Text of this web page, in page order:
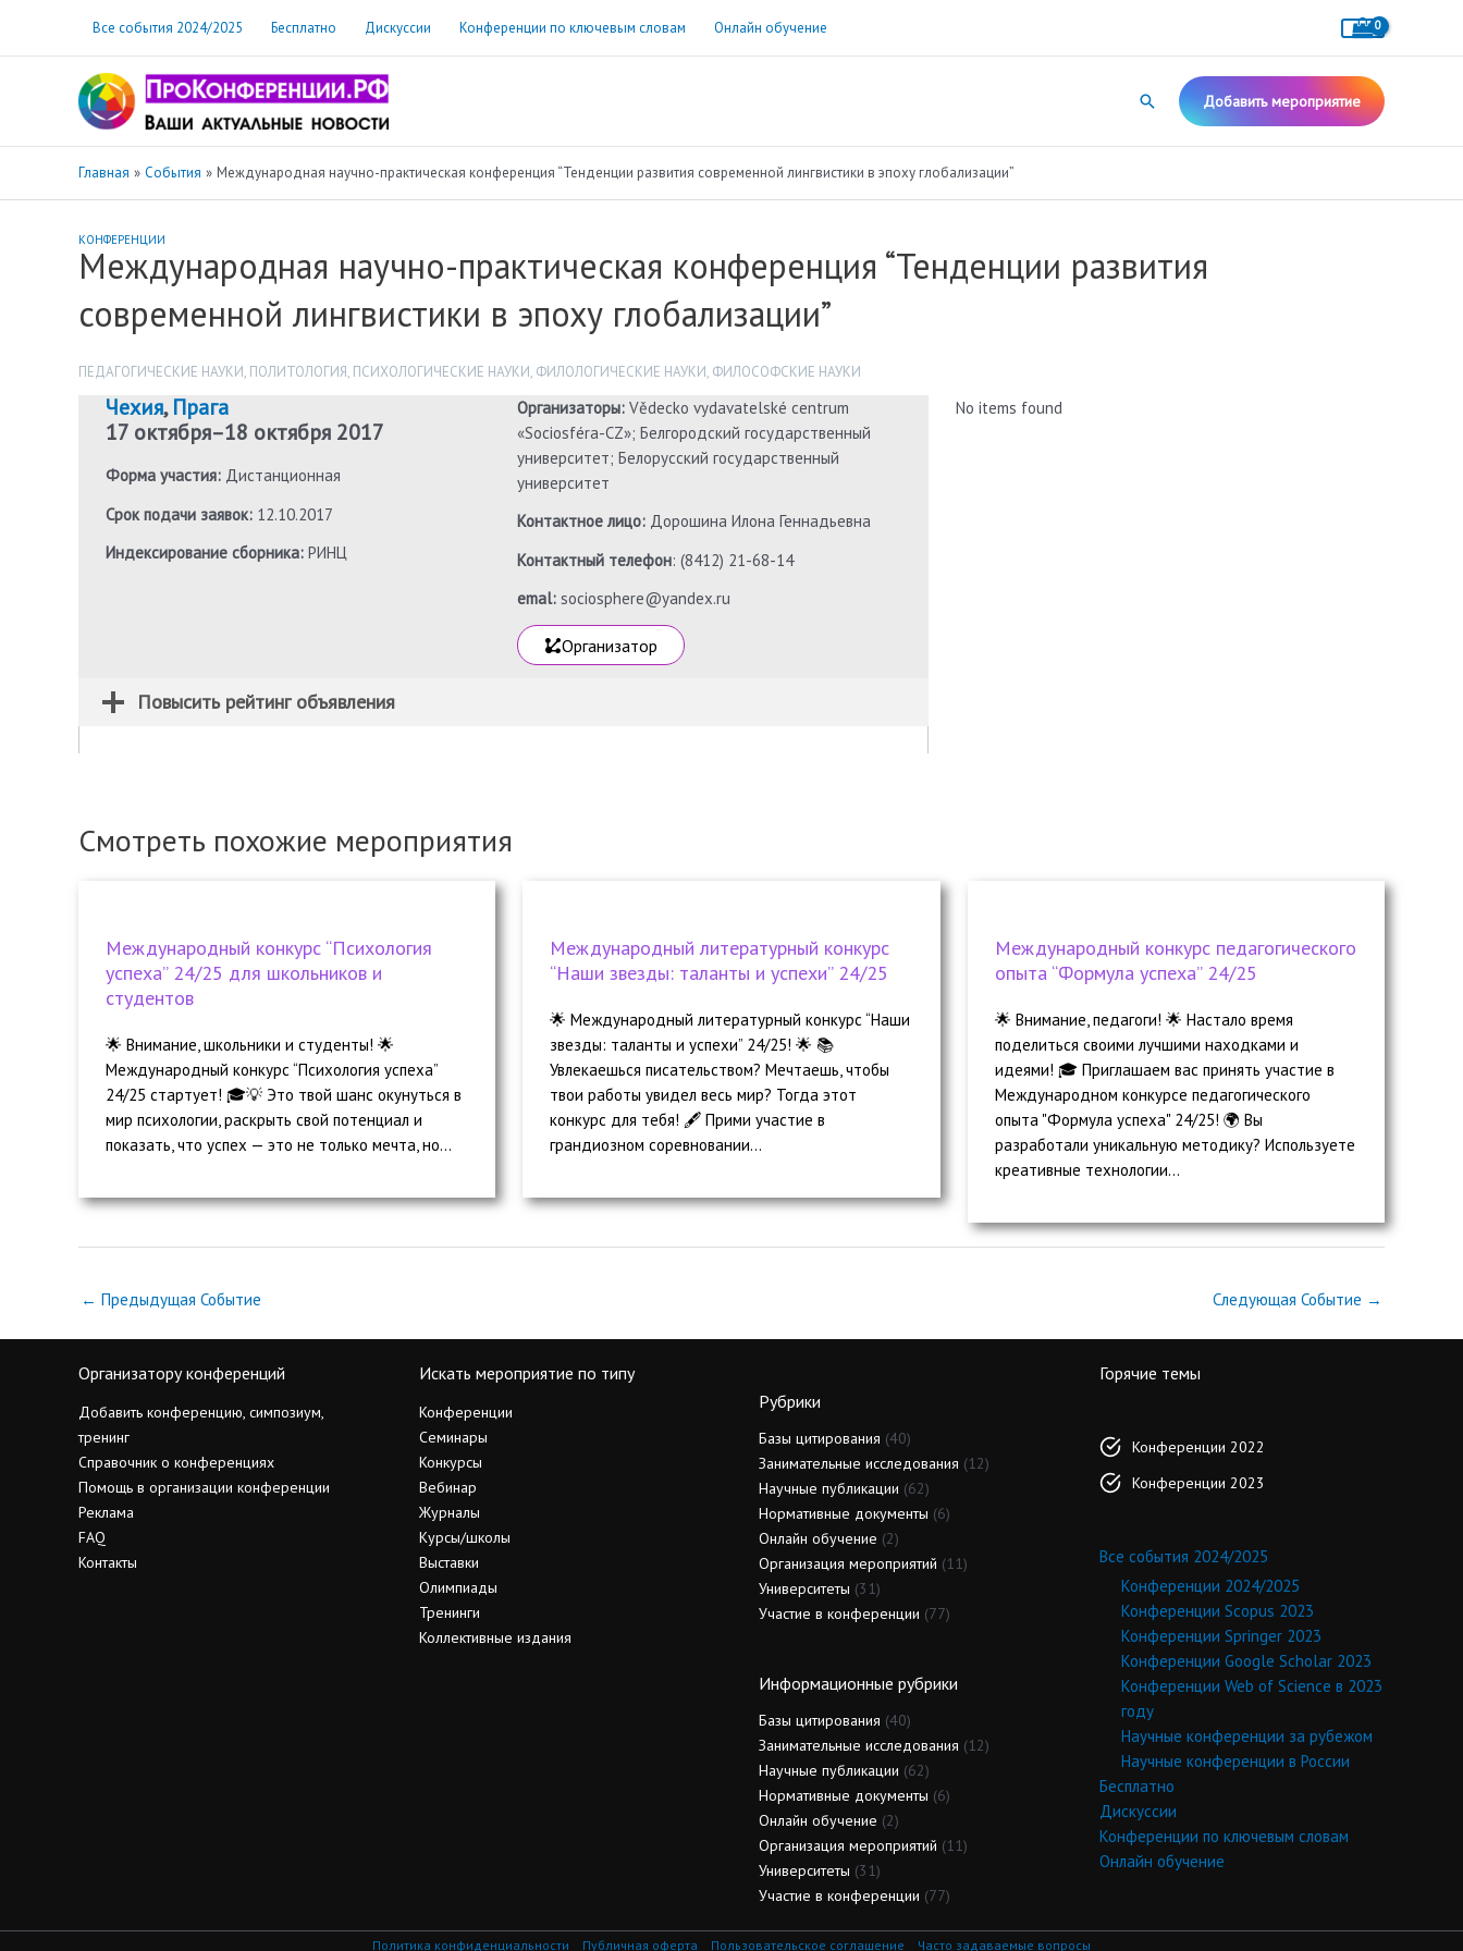
содержимому
Все события 2024/2025 Бесплатно Дискуссии Конференции по ключевым словам Онлайн обучение
Поиск Добавить мероприятие
Главная События Международная научно-практическая конференция “Тенденции развития современной лингвистики в эпоху глобализации”
КОНФЕРЕНЦИИ
Международная научно-практическая конференция “Тенденции развития
современной лингвистики в эпоху глобализации”
ПЕДАГОГИЧЕСКИЕ НАУКИ, ПОЛИТОЛОГИЯ, ПСИХОЛОГИЧЕСКИЕ НАУКИ, ФИЛОЛОГИЧЕСКИЕ НАУКИ, ФИЛОСОФСКИЕ НАУКИ
Чехия,Прага
17 октября–18 октября 2017
Форма участия: Дистанционная
Срок подачи заявок: 12.10.2017
Индексирование сборника: РИНЦ
Организаторы: Vědecko vydavatelské centrum
«Sociosféra-CZ»; Белгородский государственный
университет; Белорусский государственный
университет
Контактное лицо: Дорошина Илона Геннадьевна
Контактный телефон: (8412) 21-68-14
emal:sociosphere@yandex.ru
Организатор
Повысить рейтинг объявления
No items found
Смотреть похожие мероприятия
Международный конкурс “Психология
успеха” 24/25 для школьников и
студентов
🌟 Внимание, школьники и студенты! 🌟
Международный конкурс “Психология успеха”
24/25 стартует! 🎓💡 Это твой шанс окунуться в
мир психологии, раскрыть свой потенциал и
показать, что успех — это не только мечта, но...
Международный литературный конкурс
“Наши звезды: таланты и успехи” 24/25
🌟 Международный литературный конкурс “Наши
звезды: таланты и успехи” 24/25! 🌟 📚
Увлекаешься писательством? Мечтаешь, чтобы
твои работы увидел весь мир? Тогда этот
конкурс для тебя! 🖋️ Прими участие в
грандиозном соревновании...
Международный конкурс педагогического
опыта “Формула успеха” 24/25
🌟 Внимание, педагоги! 🌟 Настало время
поделиться своими лучшими находками и
идеями! 🎓 Приглашаем вас принять участие в
Международном конкурсе педагогического
опыта "Формула успеха" 24/25! 🌍 Вы
разработали уникальную методику? Используете
креативные технологии...
← Предыдущая Событие Следующая Событие →
Организатору конференций
Добавить конференцию, симпозиум,
тренинг
Справочник о конференциях
Помощь в организации конференции
Реклама
FAQ
Контакты
Искать мероприятие по типу
Конференции
Семинары
Конкурсы
Вебинар
Журналы
Курсы/школы
Выставки
Олимпиады
Тренинги
Коллективные издания
Рубрики
Базы цитирования (40)
Занимательные исследования (12)
Научные публикации (62)
Нормативные документы (6)
Онлайн обучение (2)
Организация мероприятий (11)
Университеты (31)
Участие в конференции (77)
Информационные рубрики
Базы цитирования (40)
Занимательные исследования (12)
Научные публикации (62)
Нормативные документы (6)
Онлайн обучение (2)
Организация мероприятий (11)
Университеты (31)
Участие в конференции (77)
Горячие темы
Конференции 2022
Конференции 2023
Все события 2024/2025
Конференции 2024/2025
Конференции Scopus 2023
Конференции Springer 2023
Конференции Google Scholar 2023
Конференции Web of Science в 2023
году
Научные конференции за рубежом
Научные конференции в России
Бесплатно
Дискуссии
Конференции по ключевым словам
Онлайн обучение
Политика конфиденциальности Публичная оферта Пользовательское соглашение Часто задаваемые вопросы